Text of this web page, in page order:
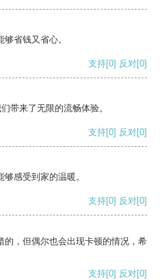
省钱又省心。
支持[0] 反对[0]
带来了无限的流畅体验。
支持[0] 反对[0]
感受到家的温暖。
支持[0] 反对[0]
的，但偶尔也会出现卡顿的情况，希
支持[0] 反对[0]